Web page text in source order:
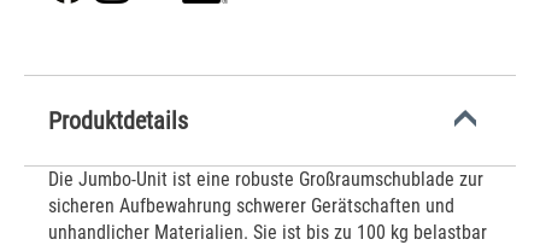
Produktdetails
Die Jumbo-Unit ist eine robuste Großraumschublade zur
sicheren Aufbewahrung schwerer Gerätschaften und
unhandlicher Materialien. Sie ist bis zu 100 kg belastbar